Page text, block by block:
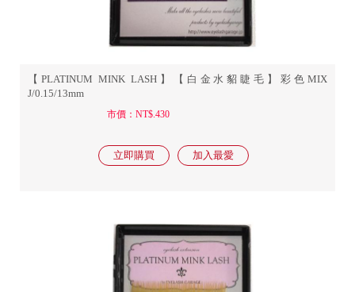
【PLATINUM MINK LASH】【白金水貂睫毛】彩色MIX
J/0.15/13mm
市價：NT$.430